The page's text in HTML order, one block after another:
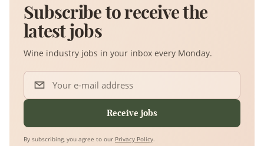
Subscribe to receive the
latest jobs
Wine industry jobs in your inbox every Monday.
Your e-mail address
Receive jobs
By subscribing, you agree to our Privacy Policy.